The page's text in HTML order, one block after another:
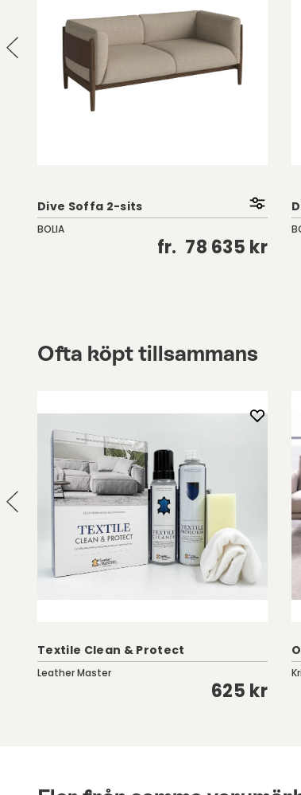
Dive Soffa 2-sits
BOLIA
fr. 78 635 kr
Ofta köpt tillsammans
Textile Clean & Protect
Leather Master
625 kr